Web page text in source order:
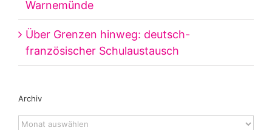
Warnemünde
Über Grenzen hinweg: deutsch-
französischer Schulaustausch
Archiv
Archiv